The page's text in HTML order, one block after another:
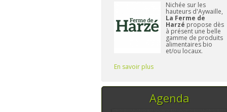
Nichée sur les
hauteurs d'Aywaille,
La Ferme de
Harzé propose dès
à présent une belle
gamme de produits
alimentaires bio
et/ou locaux.
En savoir plus
Agenda